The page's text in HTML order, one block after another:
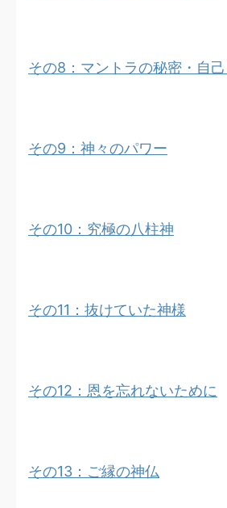
その8：マントラの秘密・自
その9：神々のパワー
その10：究極の八柱神
その11：抜けていた神様
その12：恩を忘れないために
その13：ご縁の神仏